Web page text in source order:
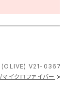
(OLIVE) V21-0367/
マイクロファイバー >